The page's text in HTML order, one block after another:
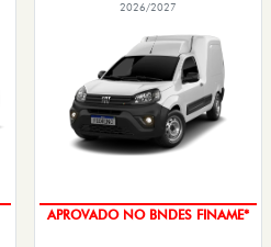
2026/2027
APROVADO NO BNDES FINAME*